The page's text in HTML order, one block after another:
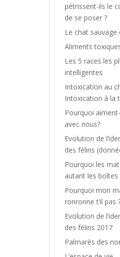
pétrissent-ils le
de se poser ?
Le chat sauvage
Aliments
Les 5 races les
intelligentes
Intoxication au
Intoxication à la
Pourquoi
avec nous?
Evolution de
des félins
Pourquoi les
autant les
Pourquoi mon
ronronne t’il pas
Evolution de
des félins 2017
Palmarès des